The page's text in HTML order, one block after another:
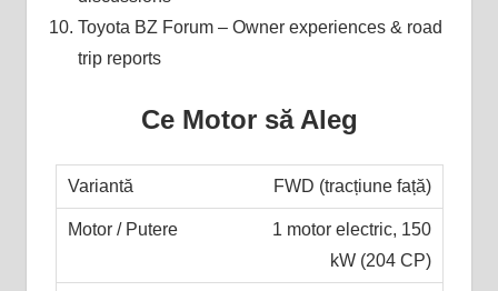
Toyota BZ Forum – Owner experiences & road
trip reports
Ce Motor să Aleg
FWD (tracțiune față)
1 motor electric, 150
kW (204 CP)